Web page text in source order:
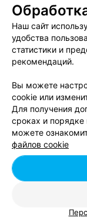
ЭФФЕКТИВНАЯ
Наш сайт
удобства
статистики и
рекомендаций.
Вы можете
cookie или
Для получения
сроках и
можете
файлов cookie